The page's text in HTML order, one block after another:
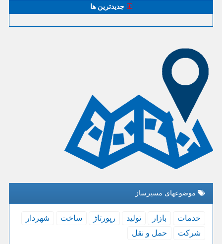
جدیدترین ها
موضوعهای مسیرساز
خدمات بازار تولید رپورتاژ ساخت
شهردار
شركت
حمل و نقل